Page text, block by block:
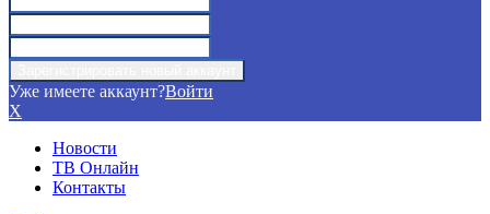
Уже имеете аккаунт?Войти
X
Новости
ТВ Онлайн
Контакты